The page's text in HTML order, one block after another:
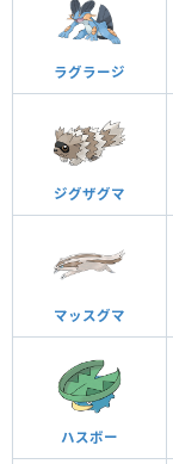
ラグラージ
ジグザグマ
マッスグマ
ハスボー